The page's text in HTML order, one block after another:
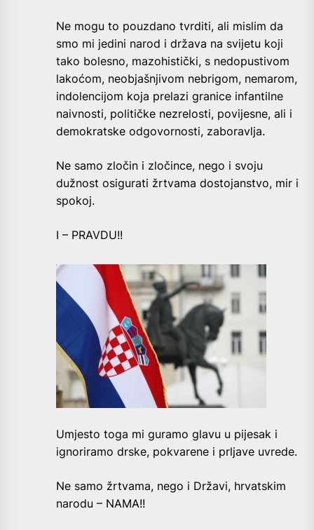
Ne mogu to pouzdano tvrditi, ali mislim da
smo mi jedini narod i država na svijetu koji
tako bolesno, mazohistički, s nedopustivom
lakoćom, neobjašnjivom nebrigom, nemarom,
indolencijom koja prelazi granice infantilne
naivnosti, političke nezrelosti, povijesne, ali i
demokratske odgovornosti, zaboravlja.
Ne samo zločin i zločince, nego i svoju
dužnost osigurati žrtvama dostojanstvo, mir i
spokoj.
I – PRAVDU!!
Umjesto toga mi guramo glavu u pijesak i
ignoriramo drske, pokvarene i prljave uvrede.
Ne samo žrtvama, nego i Državi, hrvatskim
narodu – NAMA!!